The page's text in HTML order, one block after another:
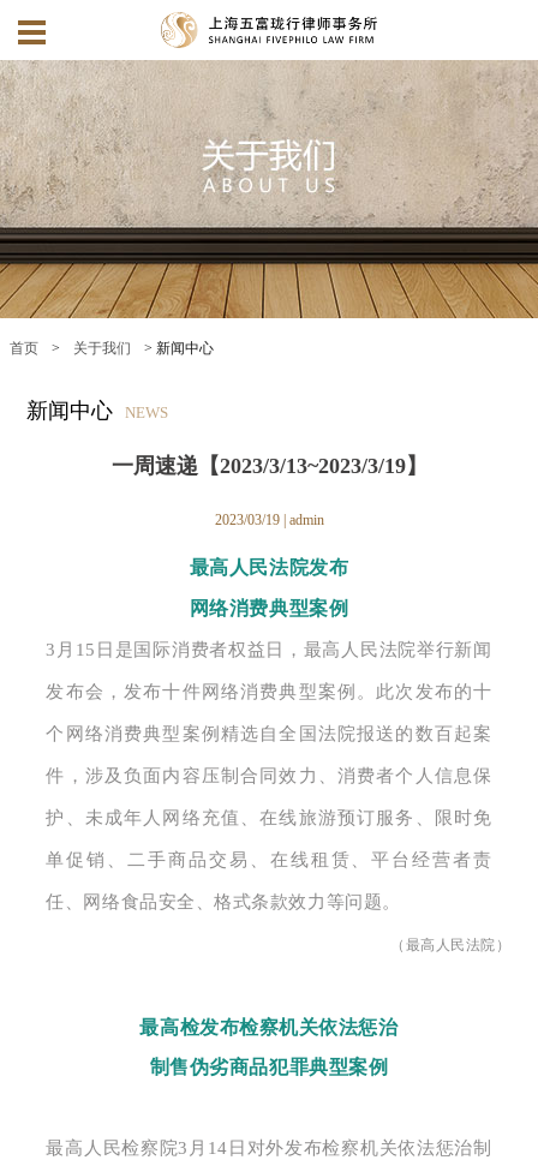
首页 > 关于我们 > 新闻中心
新闻中心 NEWS
一周速递【2023/3/13~2023/3/19】
2023/03/19 | admin
最高人民法院发布
网络消费典型案例
3月15日是国际消费者权益日，最高人民法院举行新闻
发布会，发布十件网络消费典型案例 。此次发布的十
个网络消费典型案例精选自全国法院报送的数百起案
件，涉及负面内容压制合同效力、消费者个人信息保
护、未成年人网络充值、在线旅游预订服务、限时免
单促销、二手商品交易、在线租赁、平台经营者责
任、网络食品安全、格式条款效力等问题。
（最高人民法院）
最高检发布检察机关依法惩治
制售伪劣商品犯罪典型案例
最高人民检察院3月14日对外发布检察机关依法惩治制